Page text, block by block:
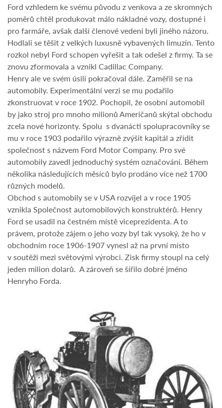
Ford vzhledem ke svému původu z venkova a ze skromných
poměrů chtěl produkovat málo nákladné vozy, dostupné i
pro farmáře, avšak další členové vedení byli jiného názoru.
Hodlali se těšit z velkých luxusně vybavených limuzín. Tento
rozkol nebyl Ford schopen vyřešit a tak odešel z firmy. Ta se
znovu zformovala a vznikl Cadillac Company.
Henry ale ve svém úsilí pokračoval dále. Zaměřil se na
automobily. Experimentální verzi se mu podařilo
zkonstruovat v roce 1902. Pochopil, že osobní automobil
by jako stroj pro mnoho milionů Američanů skýtal obchodu
zcela nové horizonty. Spolu s dvanácti spolupracovníky se
mu v roce 1903 podařilo výrazně zvýšit kapitál a zřídit
společnost s názvem Ford Motor Company. Pro své
automobily zavedl jednoduchý systém označování. Během
několika následujících měsíců bylo prodáno více než 1700
různých modelů.
Obchod s automobily se v USA rozvíjel a v roce 1905
vznikla Společnost automobilových konstruktérů. Henry
Ford se usadil na čestném místě viceprezidenta. A to
právem, protože zájem o jeho vozy byl tak vysoký, že ho v
obchodním roce 1906-1907 vynesl až na první místo
v soutěži mezi světovými výrobci. Zisk firmy stoupl na celý
jeden milion dolarů. A zároveň se šířilo dobré jméno
Henryho Forda.